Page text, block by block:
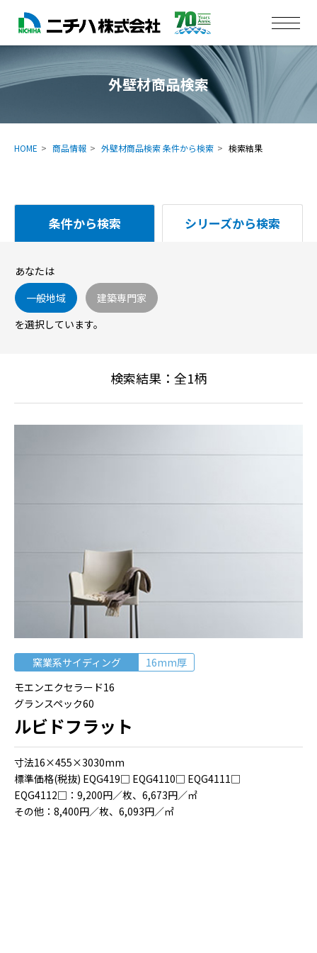
外壁材商品検索
HOME 商品情報 外壁材商品検索 条件から検索 検索結果
条件から検索 シリーズから検索
あなたは
一般地域
建築専門家
を選択しています。
検索結果：全1柄
窯業系サイディング
16mm厚
モエンエクセラード16
グランスペック60
ルビドフラット
⼨法16×455×3030mm
標準価格(税抜) EQG419□ EQG4110□ EQG4111□
EQG4112□：9,200円／枚、6,673円／㎡
その他：8,400円／枚、6,093円／㎡